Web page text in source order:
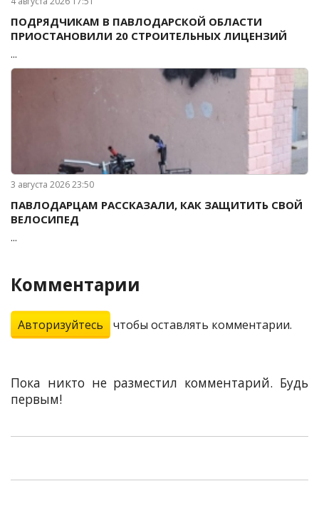
ПОДРЯДЧИКАМ В ПАВЛОДАРСКОЙ ОБЛАСТИ
ПРИОСТАНОВИЛИ 20 СТРОИТЕЛЬНЫХ ЛИЦЕНЗИЙ
...
3 августа 2026 23:50
ПАВЛОДАРЦАМ РАССКАЗАЛИ, КАК ЗАЩИТИТЬ СВОЙ
ВЕЛОСИПЕД
...
Комментарии
Авторизуйтесь чтобы оставлять комментарии.
Пока никто не разместил комментарий. Будь
первым!